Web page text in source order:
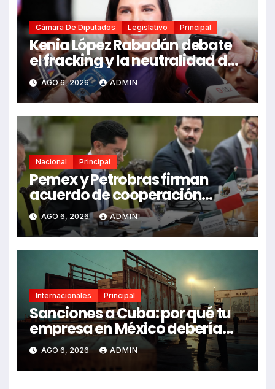
Cámara De Diputados Legislativo Principal
Kenia López Rabadán debate
el fracking y la neutralidad de
programas
AGO 6, 2026 ADMIN
Nacional Principal
Pemex y Petrobras firman
acuerdo de cooperación
bilateral en Brasilia
AGO 6, 2026 ADMIN
Internacionales Principal
Sanciones a Cuba: por qué tu
empresa en México debería
revisarlas
AGO 6, 2026 ADMIN